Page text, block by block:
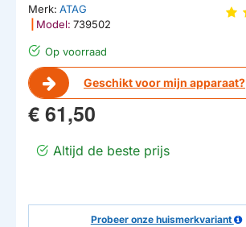
Op voorraad
Geschikt voor mijn apparaat?
Merk: ATAG
Model: 739502
€ 61,50
Altijd de beste prijs
Probeer onze huismerkvariant